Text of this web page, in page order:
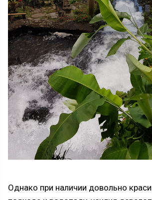
Однако при наличии довольно